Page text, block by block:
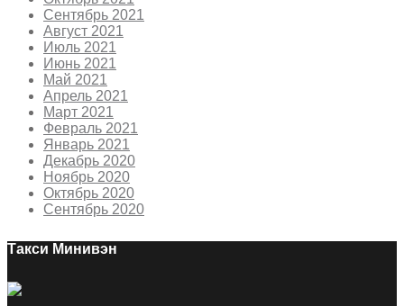
Сентябрь 2021
Август 2021
Июль 2021
Июнь 2021
Май 2021
Апрель 2021
Март 2021
Февраль 2021
Январь 2021
Декабрь 2020
Ноябрь 2020
Октябрь 2020
Сентябрь 2020
Такси Минивэн